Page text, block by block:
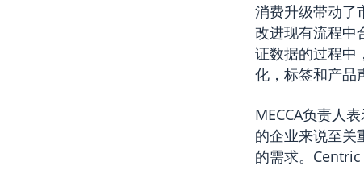
消费升级带动了
改进现有流程中
证数据的过程中
化，标签和产品
MECCA负责人
的企业来说至关
的需求。